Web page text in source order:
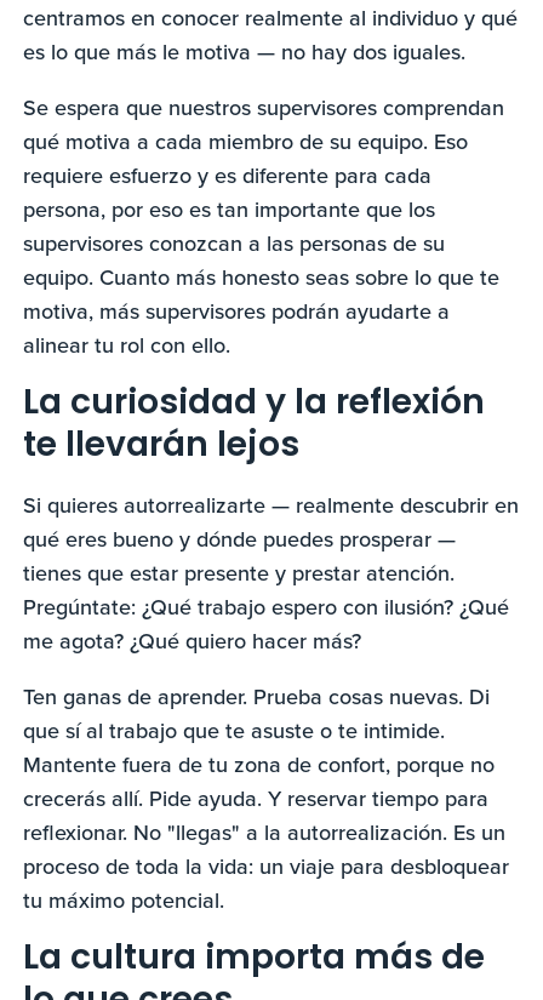
centramos en conocer realmente al individuo y qué
es lo que más le motiva — no hay dos iguales.
Se espera que nuestros supervisores comprendan
qué motiva a cada miembro de su equipo. Eso
requiere esfuerzo y es diferente para cada
persona, por eso es tan importante que los
supervisores conozcan a las personas de su
equipo. Cuanto más honesto seas sobre lo que te
motiva, más supervisores podrán ayudarte a
alinear tu rol con ello.
La curiosidad y la reflexión
te llevarán lejos
Si quieres autorrealizarte — realmente descubrir en
qué eres bueno y dónde puedes prosperar —
tienes que estar presente y prestar atención.
Pregúntate: ¿Qué trabajo espero con ilusión? ¿Qué
me agota? ¿Qué quiero hacer más?
Ten ganas de aprender. Prueba cosas nuevas. Di
que sí al trabajo que te asuste o te intimide.
Mantente fuera de tu zona de confort, porque no
crecerás allí. Pide ayuda. Y reservar tiempo para
reflexionar. No "llegas" a la autorrealización. Es un
proceso de toda la vida: un viaje para desbloquear
tu máximo potencial.
La cultura importa más de